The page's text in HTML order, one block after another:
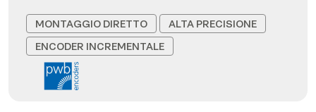
MONTAGGIO DIRETTO
ALTA PRECISIONE
ENCODER INCREMENTALE